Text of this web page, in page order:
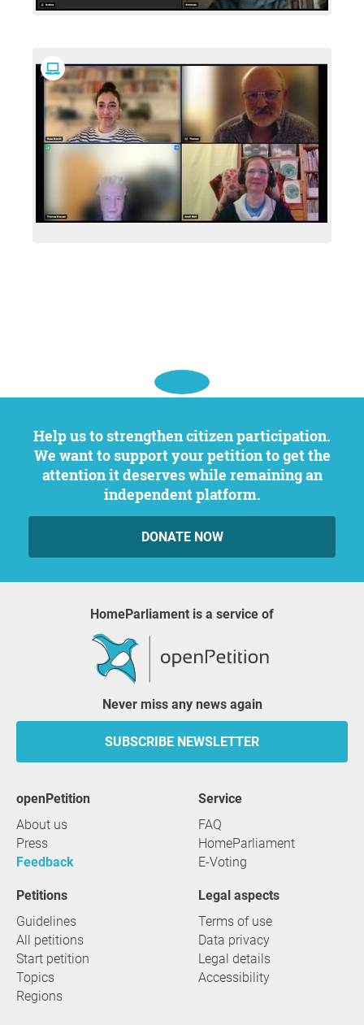
Help us to strengthen citizen participation.
We want to support your petition to get the
attention it deserves while remaining an
independent platform.
DONATE NOW
HomeParliament is a service of
Never miss any news again
SUBSCRIBE NEWSLETTER
openPetition
About us
Press
Feedback
service
FAQ
HomeParliament
E-Voting
Petitions
Guidelines
All petitions
Start petition
Topics
Regions
Legal aspects
Terms of use
Data privacy
Legal details
Accessibility